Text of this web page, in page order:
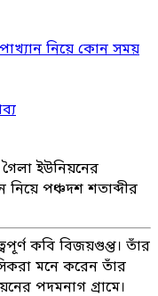
নিয়ে কোন সময়
ইউনিয়নের
নিয়ে পঞ্চদশ শতাব্দীর
কবি বিজয়গুপ্ত। তাঁর
মনে করেন তাঁর
পদমনাগ গ্রামে।